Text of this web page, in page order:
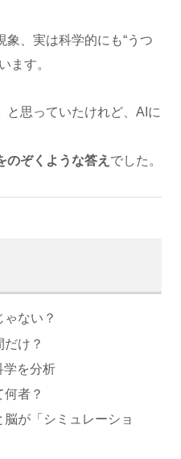
象、実は科学的にも“うつ
ます。
と思っていたけれど、AIに
のぞくような答え でした。
ない？
だけ？
学を分析
者？
が「シミュレーショ